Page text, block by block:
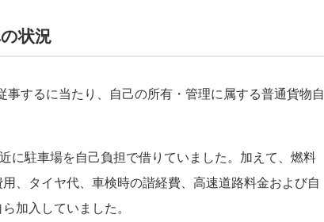
状況
するに当たり、自己の所有・管理に属する普通貨物自
に駐車場を自己負担で借りていました。加えて、燃料
、タイヤ代、車検時の諧経費、高速道路料金および自
加入していました。